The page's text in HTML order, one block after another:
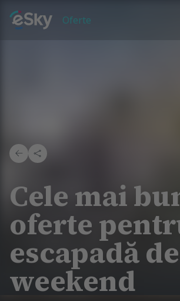
Oferte
Cele mai
oferte
escapadă de
weekend